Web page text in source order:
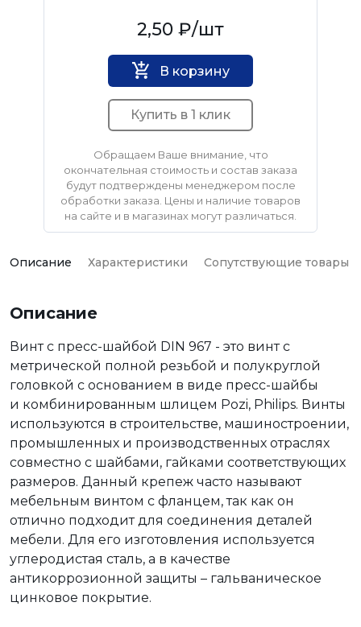
2,50 ₽/шт
В корзину
Купить в 1 клик
Обращаем Ваше внимание, что
окончательная стоимость и состав заказа
будут подтверждены менеджером после
обработки заказа. Цены и наличие товаров
на сайте и в магазинах могут различаться.
Описание Характеристики Сопутствующие товары
Описание
Винт с пресс-шайбой DIN 967 - это винт с
метрической полной резьбой и полукруглой
головкой с основанием в виде пресс-шайбы
и комбинированным шлицем Pozi, Philips. Винты
используются в строительстве, машиностроении,
промышленных и производственных отраслях
совместно с шайбами, гайками соответствующих
размеров. Данный крепеж часто называют
мебельным винтом с фланцем, так как он
отлично подходит для соединения деталей
мебели. Для его изготовления используется
углеродистая сталь, а в качестве
антикоррозионной защиты – гальваническое
цинковое покрытие.